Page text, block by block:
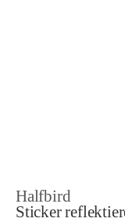
Halfbird
Sticker